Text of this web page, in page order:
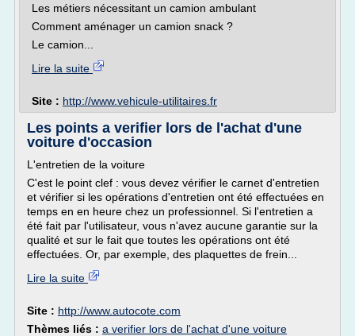
Les métiers nécessitant un camion ambulant
Comment aménager un camion snack ?
Le camion...
Lire la suite
Site : http://www.vehicule-utilitaires.fr
Les points a verifier lors de l'achat d'une
voiture d'occasion
L'entretien de la voiture
C'est le point clef : vous devez vérifier le carnet d'entretien
et vérifier si les opérations d'entretien ont été effectuées en
temps en en heure chez un professionnel. Si l'entretien a
été fait par l'utilisateur, vous n'avez aucune garantie sur la
qualité et sur le fait que toutes les opérations ont été
effectuées. Or, par exemple, des plaquettes de frein...
Lire la suite
Site : http://www.autocote.com
Thèmes liés : a verifier lors de l'achat d'une voiture